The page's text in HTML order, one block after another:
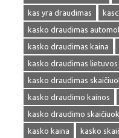
kas yra draudimas
kasko draudimas
kasko draudimas kaina
kasko draudimas
kasko draudimas
kasko draudimo kainos
kasko draudimo
kasko kaina
kasko